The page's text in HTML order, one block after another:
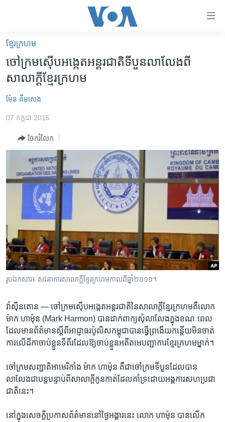
គេហទំព័រ​
ទាក់ទង
និង​
ចូល​
ទំព័រ​
និង​
រចនា
សម្ព័ន្ធ​
រំលង​
និង​
ទំព័រ​
ស្វែង​
រក
អន្តរជាតិ
ហេឡូវីអូអេ
កម្ពុជាច្នៃប្រតិដ្ឋ
ព្រឹត្តិការណ៍ព័ត៌មាន
ទូរទស្សន៍ / វីដេអូ​
វិទ្យុ / ផតខាសថ៍
កម្មវិធីទាំងអស់
Khmer English
បណ្តាញ​សង្គម
ភាសា
ខ្មែរ​ក្រហម
ចៅក្រម​ស៊ើប​អង្កេត​អន្តរជាតិ​ទី​បួន​លាលែង​ពី​
សាលាក្តី​ខ្មែរ​ក្រហម
ម៉ែន គឹមសេង
07 កក្កដា 2015
ចែករំលែក
រូប​ឯកសារ៖ សវនាការ​សាលាក្តី​ខ្មែរ​ក្រហម​កាល​ពី​ឆ្នាំ​២០១១។
វ៉ាស៊ីនតោន — ចៅក្រម​ស៊ើបអង្កេត​អន្តរជាតិ​នៃ​សាលាក្តី​ខ្មែរ​ក្រហម​គឺ​លោក​
ម៉ាក ហាម៉ុន (Mark Harmon) បាន​ដាក់​ពាក្យ​សុំ​លាលែង​ក្នុង​ខណៈ​ពេល​
ដែល​មាន​ព័ត៌មាន​ស្តី​ពី​អាជ្ញាធរ​ប៉ូលិស​កម្ពុជា​បាន​ធ្វើ​ព្រងើយ​កន្តើយ​មិន​ចាត់​
ការ​លើ​ដីកា​ចាប់​ខ្លួន​ទី​ពីរ​ដែល​ឱ្យ​ចាប់ខ្លួន​អតីត​មេបញ្ជាការ​ខ្មែរក្រហម​ម្នាក់។
ចៅក្រម​សញ្ជាតិ​អាមេរិកាំង ម៉ាក ហាម៉ុន គឺ​ជា​ចៅក្រម​ទី​បួន​ដែល​បាន​
លាលែងជាបន្តបន្ទាប់​ពី​សាលាក្តី​កូនកាត់​ដែល​គាំទ្រ​ដោយ​អង្គការ​សហប្រជា
ជាតិ​នេះ។
នៅ​ក្នុង​សេចក្តី​ប្រកាស​ព័ត៌មាន​នៅ​ថ្ងៃ​អង្គារ​នេះ​ លោក ​ហាម៉ុន​ បាន​លើក​